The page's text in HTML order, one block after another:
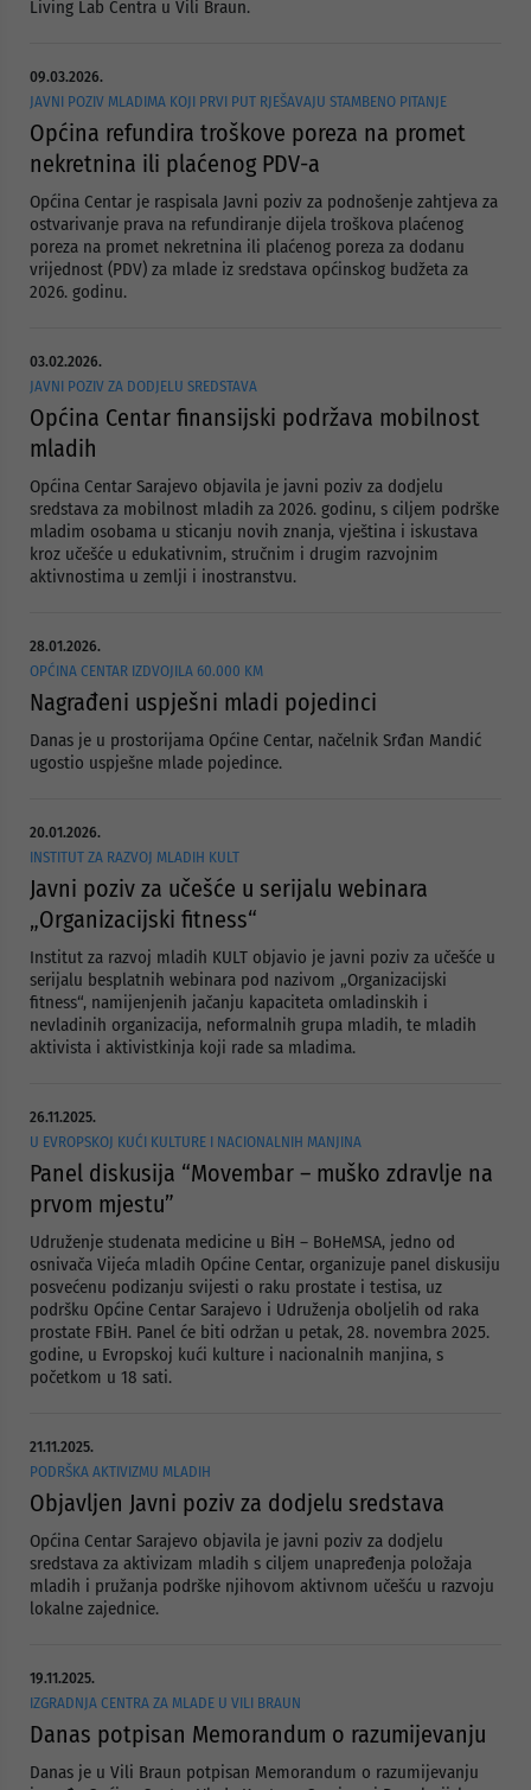
Living Lab Centra u Vili Braun.
09.03.2026.
JAVNI POZIV MLADIMA KOJI PRVI PUT RJEŠAVAJU STAMBENO PITANJE
Općina refundira troškove poreza na promet
nekretnina ili plaćenog PDV-a
Općina Centar je raspisala Javni poziv za podnošenje zahtjeva za
ostvarivanje prava na refundiranje dijela troškova plaćenog
poreza na promet nekretnina ili plaćenog poreza za dodanu
vrijednost (PDV) za mlade iz sredstava općinskog budžeta za
2026. godinu.
03.02.2026.
JAVNI POZIV ZA DODJELU SREDSTAVA
Općina Centar finansijski podržava mobilnost
mladih
Općina Centar Sarajevo objavila je javni poziv za dodjelu
sredstava za mobilnost mladih za 2026. godinu, s ciljem podrške
mladim osobama u sticanju novih znanja, vještina i iskustava
kroz učešće u edukativnim, stručnim i drugim razvojnim
aktivnostima u zemlji i inostranstvu.
28.01.2026.
OPĆINA CENTAR IZDVOJILA 60.000 KM
Nagrađeni uspješni mladi pojedinci
Danas je u prostorijama Općine Centar, načelnik Srđan Mandić
ugostio uspješne mlade pojedince.
20.01.2026.
INSTITUT ZA RAZVOJ MLADIH KULT
Javni poziv za učešće u serijalu webinara
„Organizacijski fitness“
Institut za razvoj mladih KULT objavio je javni poziv za učešće u
serijalu besplatnih webinara pod nazivom „Organizacijski
fitness“, namijenjenih jačanju kapaciteta omladinskih i
nevladinih organizacija, neformalnih grupa mladih, te mladih
aktivista i aktivistkinja koji rade sa mladima.
26.11.2025.
U EVROPSKOJ KUĆI KULTURE I NACIONALNIH MANJINA
Panel diskusija “Movembar – muško zdravlje na
prvom mjestu”
Udruženje studenata medicine u BiH – BoHeMSA, jedno od
osnivača Vijeća mladih Općine Centar, organizuje panel diskusiju
posvećenu podizanju svijesti o raku prostate i testisa, uz
podršku Općine Centar Sarajevo i Udruženja oboljelih od raka
prostate FBiH. Panel će biti održan u petak, 28. novembra 2025.
godine, u Evropskoj kući kulture i nacionalnih manjina, s
početkom u 18 sati.
21.11.2025.
PODRŠKA AKTIVIZMU MLADIH
Objavljen Javni poziv za dodjelu sredstava
Općina Centar Sarajevo objavila je javni poziv za dodjelu
sredstava za aktivizam mladih s ciljem unapređenja položaja
mladih i pružanja podrške njihovom aktivnom učešću u razvoju
lokalne zajednice.
19.11.2025.
IZGRADNJA CENTRA ZA MLADE U VILI BRAUN
Danas potpisan Memorandum o razumijevanju
Danas je u Vili Braun potpisan Memorandum o razumijevanju